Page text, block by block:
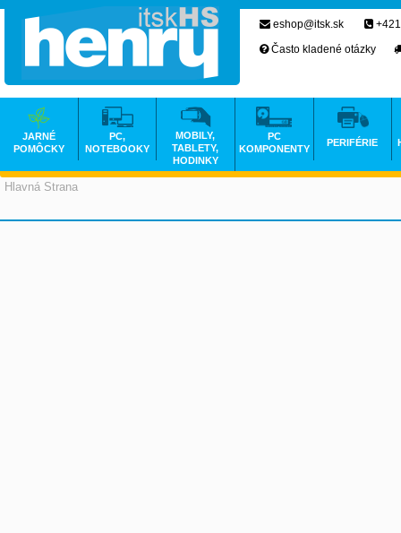
Hlavná Strana
eshop@itsk.sk
Často kladené otázky
JARNÉ
POMÔCKY
PC,
NOTEBOOKY
MOBILY,
TABLETY,
HODINKY
PC
KOMPONENTY
PERIFÉRIE